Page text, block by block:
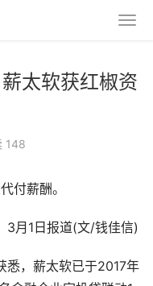
太软获红椒资
148
薪酬。
月1日报道(文/钱佳信)
，薪太软已于2017年